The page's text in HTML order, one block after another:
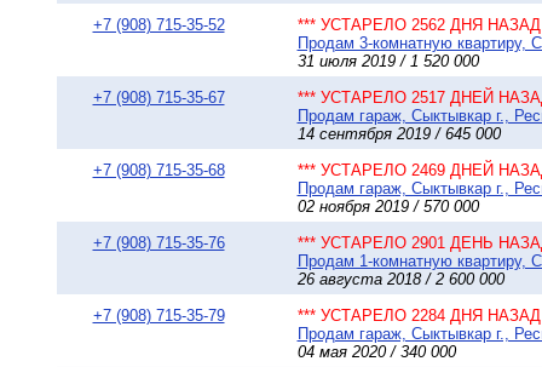
+7 (908) 715-35-52
*** УСТАРЕЛО 2562 ДНЯ НАЗАД
Продам 3-комнатную квартиру,
31 июля 2019 / 1 520 000
+7 (908) 715-35-67
*** УСТАРЕЛО 2517 ДНЕЙ
Продам гараж, Сыктывкар г.,
14 сентября 2019 / 645 000
+7 (908) 715-35-68
*** УСТАРЕЛО 2469 ДНЕЙ
Продам гараж, Сыктывкар г.,
02 ноября 2019 / 570 000
+7 (908) 715-35-76
*** УСТАРЕЛО 2901 ДЕНЬ
Продам 1-комнатную квартиру,
26 августа 2018 / 2 600 000
+7 (908) 715-35-79
*** УСТАРЕЛО 2284 ДНЯ НАЗАД
Продам гараж, Сыктывкар г.,
04 мая 2020 / 340 000